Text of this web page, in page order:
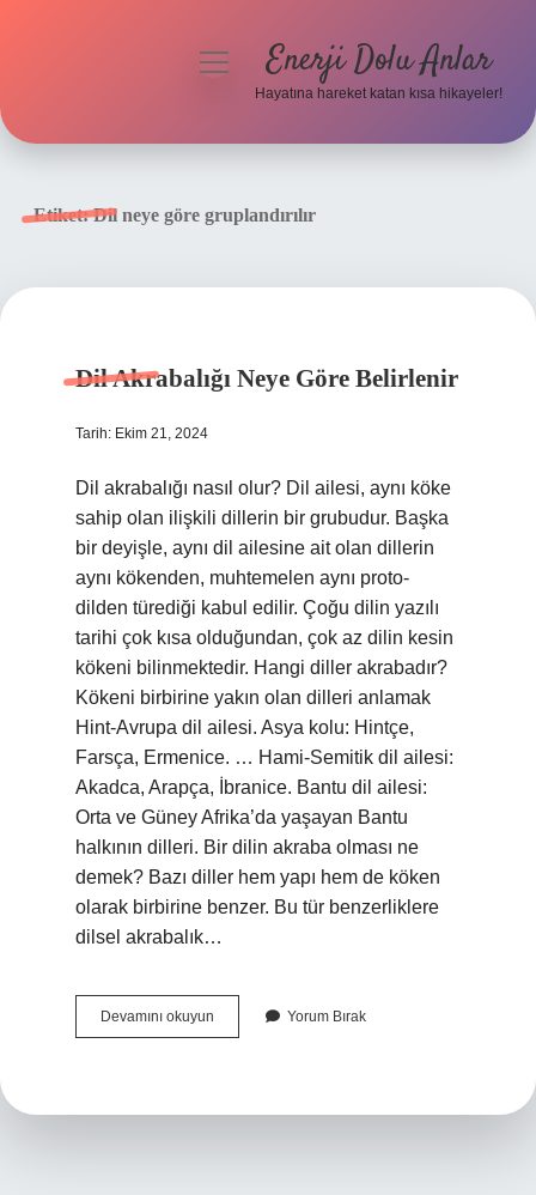
menüyüEnerji Dolu Anlar
Hayatına hareket katan kısa hikayeler!
Etiket:Dil neye göre gruplandırılır
Dil Akrabalığı Neye Göre Belirlenir
Tarih: Ekim 21, 2024
Dil akrabalığı nasıl olur? Dil ailesi, aynı köke
sahip olan ilişkili dillerin bir grubudur. Başka
bir deyişle, aynı dil ailesine ait olan dillerin
aynı kökenden, muhtemelen aynı proto-
dilden türediği kabul edilir. Çoğu dilin yazılı
tarihi çok kısa olduğundan, çok az dilin kesin
kökeni bilinmektedir. Hangi diller akrabadır?
Kökeni birbirine yakın olan dilleri anlamak
Hint-Avrupa dil ailesi. Asya kolu: Hintçe,
Farsça, Ermenice. … Hami-Semitik dil ailesi:
Akadca, Arapça, İbranice. Bantu dil ailesi:
Orta ve Güney Afrika’da yaşayan Bantu
halkının dilleri. Bir dilin akraba olması ne
demek? Bazı diller hem yapı hem de köken
olarak birbirine benzer. Bu tür benzerliklere
dilsel akrabalık…
Devamını okuyun
Akrabalığı
Yorum Bırak